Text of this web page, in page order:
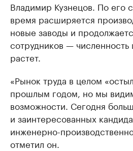
Владимир Кузнецов. По его
время расширяется
новые заводы и
сотрудников — численность
растет.
«Рынок труда в целом
прошлым годом, но мы
возможности. Сегодня
и заинтересованных
инженерно-
отметил он.